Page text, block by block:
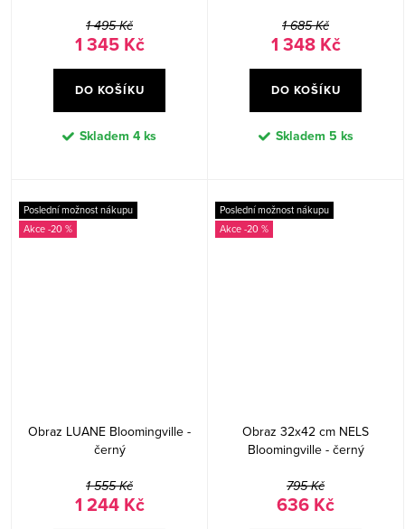
1 495 Kč
1 345 Kč
DO KOŠÍKU
Skladem 4 ks
1 685 Kč
1 348 Kč
DO KOŠÍKU
Skladem 5 ks
Poslední možnost nákupu
-20 %
Obraz LUANE Bloomingville -
černý
1 555 Kč
1 244 Kč
Poslední možnost nákupu
-20 %
Obraz 32x42 cm NELS
Bloomingville - černý
795 Kč
636 Kč